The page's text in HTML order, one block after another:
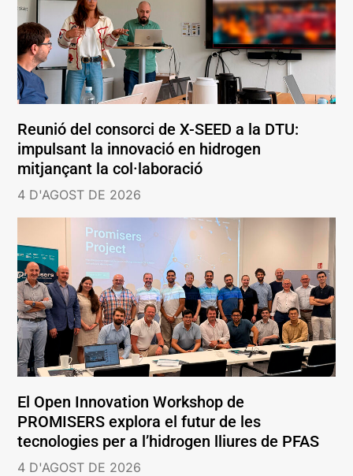
Reunió del consorci de X-SEED a la DTU:
impulsant la innovació en hidrogen
mitjançant la col·laboració
4 D'AGOST DE 2026
El Open Innovation Workshop de
PROMISERS explora el futur de les
tecnologies per a l’hidrogen lliures de PFAS
4 D'AGOST DE 2026